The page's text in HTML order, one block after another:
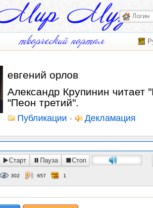
евгений орлов
Александр Крупинин читает
"Пеон третий".
Публикации - Декламация
Старт Пауза Стоп
302 657 1